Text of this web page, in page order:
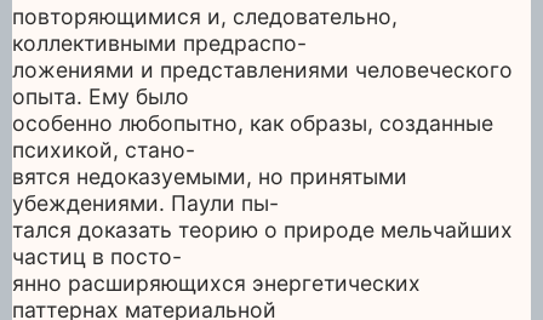
повторяющимися и, следовательно,
коллективными предраспо-
ложениями и представлениями человеческого
опыта. Ему было
особенно любопытно, как образы, созданные
психикой, стано-
вятся недоказуемыми, но принятыми
убеждениями. Паули пы-
тался доказать теорию о природе мельчайших
частиц в посто-
янно расширяющихся энергетических
паттернах материальной